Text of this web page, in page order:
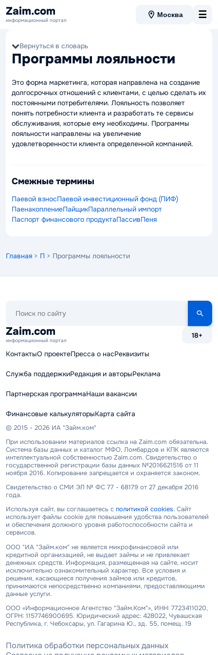
Zaim.com
информационный портал
Москва ☰
Вернуться в словарь
Программы лояльности
Это форма маркетинга, которая направлена на создание
долгосрочных отношений с клиентами, с целью сделать их
постоянными потребителями. Лояльность позволяет
понять потребности клиента и разработать те сервисы
обслуживания, которые ему необходимы. Программы
лояльности направлены на увеличение
удовлетворенности клиента определенной компанией.
Смежные термины
Паевой взносПаевой инвестиционный фонд (ПИФ)
ПаенакоплениеПайщикПараллельный импорт
Паспорт финансового продуктаПассивПеня
Главная > П > Программы лояльности
сайту
Zaim.com
информационный портал
18+
КонтактыО проектеПресса о насРеквизиты
Служба поддержкиРедакция и авторыРеклама
Партнерская программаНаши вакансии
Финансовые калькуляторыКарта сайта
© 2015 - 2026 ИА "Займ.ком"
При использовании материалов ссылка на Zaim.com обязательна.
Система базы данных и каталог МФО, Ломбардов и КПК являются
интеллектуальной собственностью Zaim.com. Свидетельство о
государственной регистрации базы данных №2016621516 от 11
ноября 2016. Копирование запрещается и охраняется законом.
Свидетельство о СМИ ЭЛ № ФС 77 - 68179 от 27 декабря 2016
года.
Используя сайт, вы соглашаетесь с политикой cookies. Сайт
использует файлы cookie для повышения удобства пользователей
и обеспечения должного уровня работоспособности сайта и
сервисов.
ООО "ИА "Займ.ком" не является микрофинансовой или
кредитной организацией, не выдает займы и не привлекает
денежных средств. Информация, размещенная на сайте, носит
исключительно ознакомительный характер. Все условия и
решения, касающиеся получения займов или кредитов,
принимаются непосредственно компаниями, предоставляющими
данные услуги.
ООО «Информационное Агентство "Займ.Ком"», ИНН: 7723411020,
ОГРН: 1157746900695. Юридический адрес: 428022, Чувашская
Республика, г. Чебоксары, ул. Гагарина Ю., зд. 55, помещ. 19
Политика обработки персональных данных